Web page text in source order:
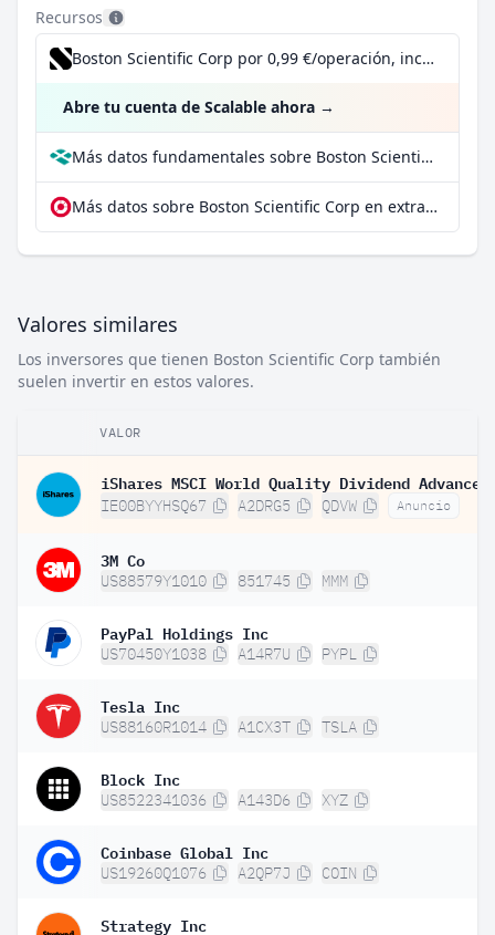
Recursos
Boston Scientific Corp por 0,99 €/operación, incluido el Dividend Reinvestment Plan
Abre tu cuenta de Scalable ahora →
Más datos fundamentales sobre Boston Scientific Corp en Parqet
Más datos sobre Boston Scientific Corp en extraETF
Valores similares
Los inversores que tienen Boston Scientific Corp también
suelen invertir en estos valores.
VALOR
IE00BYYHSQ67 A2DRG5 QDVW Anuncio
3M Co
US88579Y1010 851745 MMM
PayPal Holdings Inc
US70450Y1038 A14R7U PYPL
Tesla Inc
US88160R1014 A1CX3T TSLA
Block Inc
US8522341036 A143D6 XYZ
Coinbase Global Inc
US19260Q1076 A2QP7J COIN
Strategy Inc